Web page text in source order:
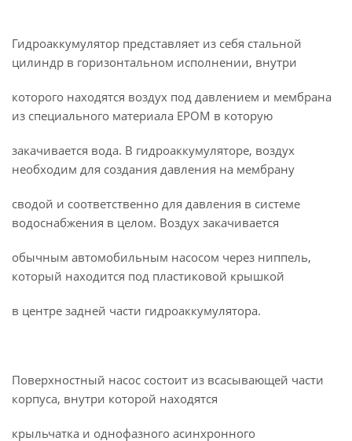
Гидроаккумулятор представляет из себя стальной
цилиндр в горизонтальном исполнении, внутри
которого находятся воздух под давлением и мембрана
из специального материала ЕРОМ в которую
закачивается вода. В гидроаккумуляторе, воздух
необходим для создания давления на мембрану
сводой и соответственно для давления в системе
водоснабжения в целом. Воздух закачивается
обычным автомобильным насосом через ниппель,
который находится под пластиковой крышкой
в центре задней части гидроаккумулятора.
Поверхностный насос состоит из всасывающей части
корпуса, внутри которой находятся
крыльчатка и однофазного асинхронного